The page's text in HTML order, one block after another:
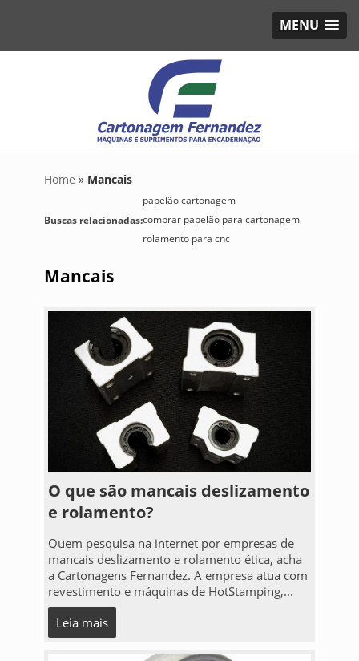
MENU
Home » Mancais
Buscas relacionadas:
papelão cartonagem
comprar papelão para cartonagem
rolamento para cnc
Mancais
O que são mancais deslizamento
e rolamento?
Quem pesquisa na internet por empresas de
mancais deslizamento e rolamento ética, acha
a Cartonagens Fernandez. A empresa atua com
revestimento e máquinas de HotStamping,...
Leia mais